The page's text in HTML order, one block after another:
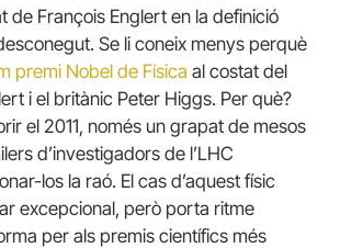
de François Englert en la definició
Se li coneix menys perquè
premi Nobel de Física al costat del
i el britànic Peter Higgs. Per què?
el 2011, només un grapat de mesos
d’investigadors de l’LHC
los la raó. El cas d’aquest físic
excepcional, però porta ritme
per als premis científics més